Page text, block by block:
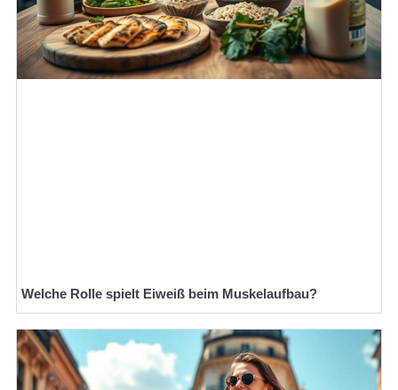
Welche Rolle spielt Eiweiß beim Muskelaufbau?